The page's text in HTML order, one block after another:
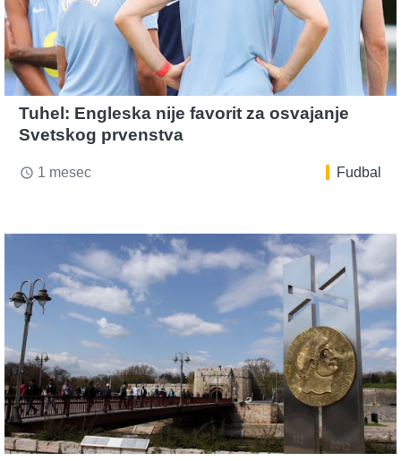
Tuhel: Engleska nije favorit za osvajanje
Svetskog prvenstva
access_time 1 mesec Fudbal